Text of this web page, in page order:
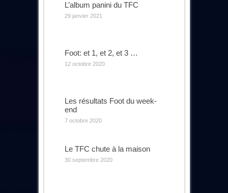
L’album panini du TFC
29 janvier 2021
Foot: et 1, et 2, et 3 …
12 octobre 2020
Les résultats Foot du week-
end
7 octobre 2020
Le TFC chute à la maison
30 septembre 2020